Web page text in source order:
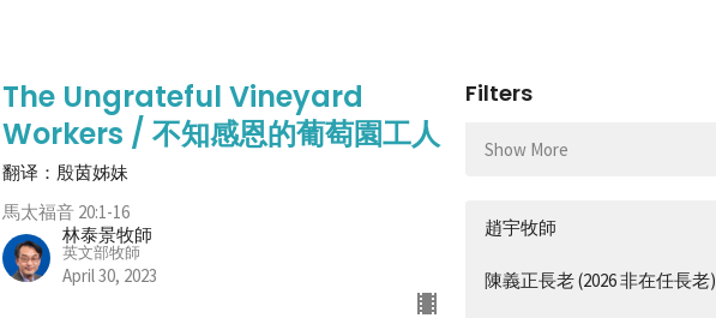
The Ungrateful Vineyard
Workers / 不知感恩的葡萄園工人
翻译：殷茵姊妹
馬太福音 20:1-16
林泰景牧師
英文部牧師
April 30, 2023
Filters
Show More
趙宇牧師
陳義正長老 (2026 非在任長老)